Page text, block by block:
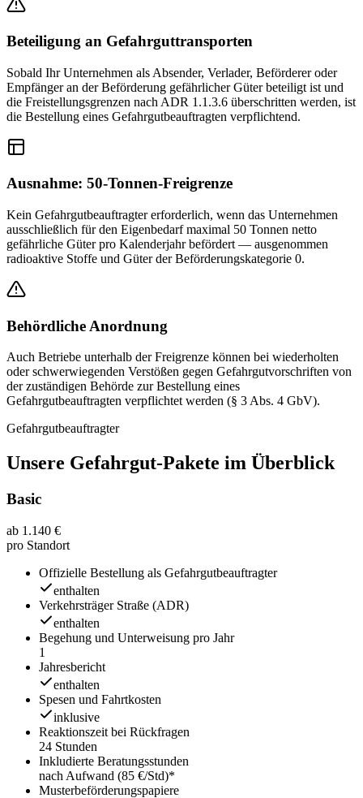
Beteiligung an Gefahrguttransporten
Sobald Ihr Unternehmen als Absender, Verlader, Beförderer oder
Empfänger an der Beförderung gefährlicher Güter beteiligt ist und
die Freistellungsgrenzen nach ADR 1.1.3.6 überschritten werden, ist
die Bestellung eines Gefahrgutbeauftragten verpflichtend.
Ausnahme: 50-Tonnen-Freigrenze
Kein Gefahrgutbeauftragter erforderlich, wenn das Unternehmen
ausschließlich für den Eigenbedarf maximal 50 Tonnen netto
gefährliche Güter pro Kalenderjahr befördert — ausgenommen
radioaktive Stoffe und Güter der Beförderungskategorie 0.
Behördliche Anordnung
Auch Betriebe unterhalb der Freigrenze können bei wiederholten
oder schwerwiegenden Verstößen gegen Gefahrgutvorschriften von
der zuständigen Behörde zur Bestellung eines
Gefahrgutbeauftragten verpflichtet werden (§ 3 Abs. 4 GbV).
Gefahrgutbeauftragter
Unsere Gefahrgut-Pakete im Überblick
Basic
ab 1.140 €
pro Standort
Offizielle Bestellung als Gefahrgutbeauftragter
enthalten
Verkehrsträger Straße (ADR)
enthalten
Begehung und Unterweisung pro Jahr
1
Jahresbericht
enthalten
Spesen und Fahrtkosten
inklusive
Reaktionszeit bei Rückfragen
24 Stunden
Inkludierte Beratungsstunden
nach Aufwand (85 €/Std)*
Musterbeförderungspapiere